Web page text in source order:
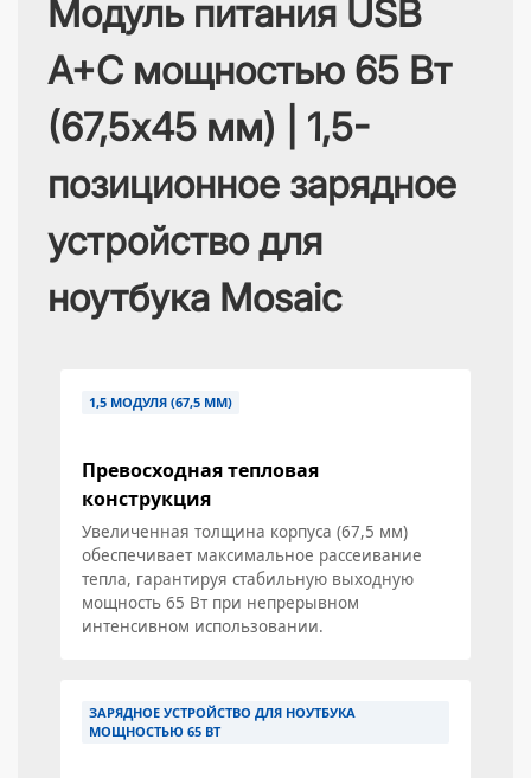
Модуль питания USB
A+C мощностью 65 Вт
(67,5x45 мм) | 1,5-
позиционное зарядное
устройство для
ноутбука Mosaic
1,5 МОДУЛЯ (67,5 ММ)
Превосходная тепловая
конструкция
Увеличенная толщина корпуса (67,5 мм)
обеспечивает максимальное рассеивание
тепла, гарантируя стабильную выходную
мощность 65 Вт при непрерывном
интенсивном использовании.
ЗАРЯДНОЕ УСТРОЙСТВО ДЛЯ НОУТБУКА
МОЩНОСТЬЮ 65 ВТ